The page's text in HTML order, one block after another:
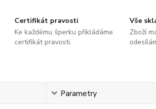
Certifikát pravosti
Ke každému šperku přikládáme
certifikát pravosti.
Vše
Zboží
Parametry